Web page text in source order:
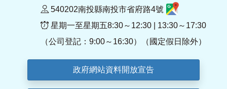
540202南投縣南投市省府路4號
星期一至星期五8:30～12:30 | 13:30～17:30
（公司登記：9:00～16:30）（國定假日除外）
政府網站資料開放宣告